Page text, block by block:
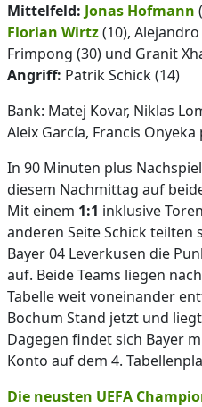
Mittelfeld: Jonas Hofmann
Florian Wirtz(10),
Frimpong (30) und Granit
Angriff: Patrik Schick (14)
Bank: Matej Kovar, Niklas
Aleix García, Francis Onyeka
In 90 Minuten plus
diesem Nachmittag auf
Mit einem 1:1 inklusive
anderen Seite Schick teilten
Bayer 04 Leverkusen die
auf. Beide Teams liegen
Tabelle weit voneinander
Bochum Stand jetzt und
Dagegen findet sich Bayer
Konto auf dem 4.
Die neusten UEFA